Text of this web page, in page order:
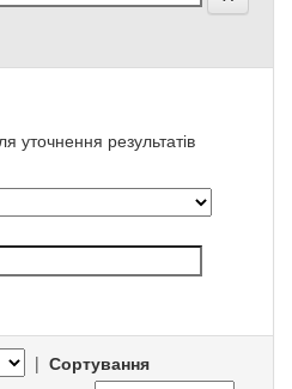
уточнення результатів
| Сортування